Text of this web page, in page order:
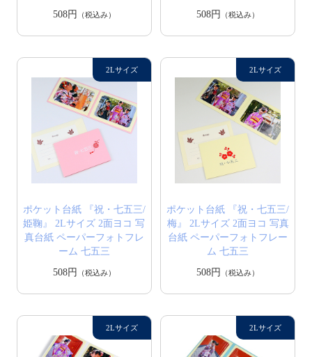
508円
（税込み）
508円
（税込み）
ポケット台紙 『祝・七五三/
姫鞠』 2Lサイズ 2面ヨコ 写
真台紙 ペーパーフォトフレ
ーム 七五三
508円
（税込み）
ポケット台紙 『祝・七五三/
梅』 2Lサイズ 2面ヨコ 写真
台紙 ペーパーフォトフレー
ム 七五三
508円
（税込み）